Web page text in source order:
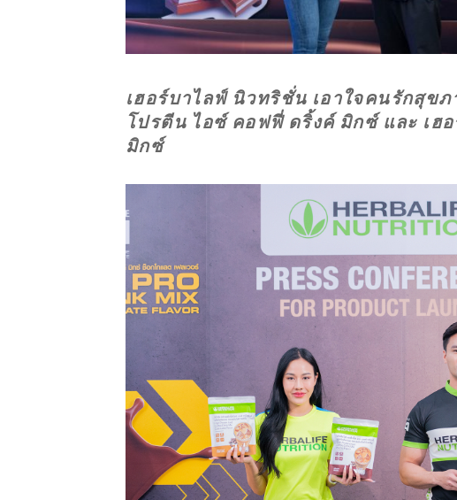
เฮอร์บาไลฟ์ นิวทริชั่น เอาใจคนรักสุข
โปรตีน ไอซ์ คอฟฟี่ ดริ้งค์ มิกซ์ และ เฮ
มิกซ์